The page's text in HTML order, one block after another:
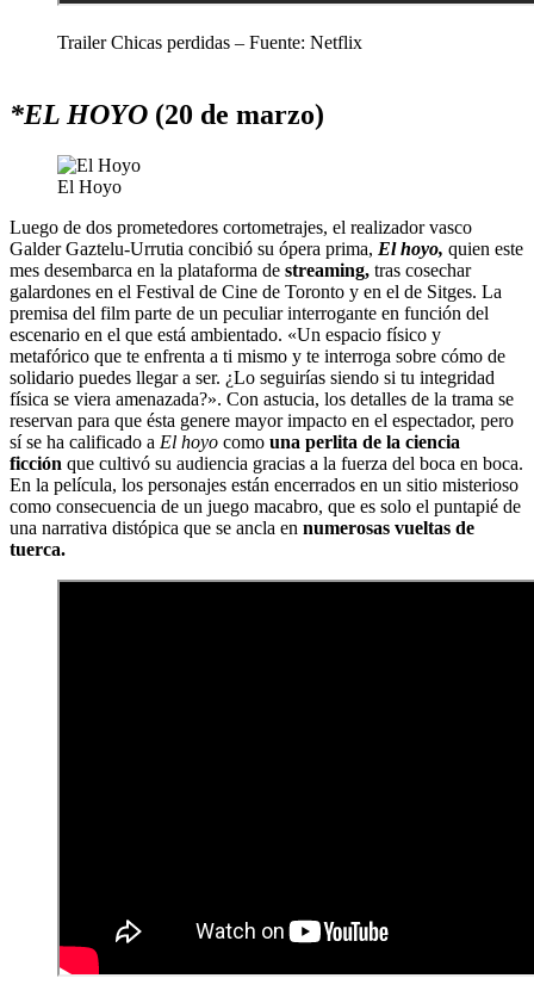
Trailer Chicas perdidas – Fuente: Netflix
*EL HOYO (20 de marzo)
El Hoyo
Luego de dos prometedores cortometrajes, el realizador vasco
Galder Gaztelu-Urrutia concibió su ópera prima, El hoyo, quien este
mes desembarca en la plataforma de streaming, tras cosechar
galardones en el Festival de Cine de Toronto y en el de Sitges. La
premisa del film parte de un peculiar interrogante en función del
escenario en el que está ambientado. «Un espacio físico y
metafórico que te enfrenta a ti mismo y te interroga sobre cómo de
solidario puedes llegar a ser. ¿Lo seguirías siendo si tu integridad
física se viera amenazada?». Con astucia, los detalles de la trama se
reservan para que ésta genere mayor impacto en el espectador, pero
sí se ha calificado a El hoyo como una perlita de la ciencia
ficción que cultivó su audiencia gracias a la fuerza del boca en boca.
En la película, los personajes están encerrados en un sitio misterioso
como consecuencia de un juego macabro, que es solo el puntapié de
una narrativa distópica que se ancla en numerosas vueltas de
tuerca.